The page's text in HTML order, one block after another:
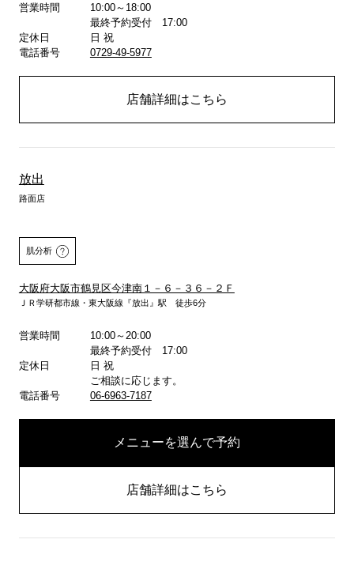
営業時間
10:00～18:00
最終予約受付 17:00
定休日
日 祝
電話番号
0729-49-5977
店舗詳細はこちら
放出
路面店
肌分析
大阪府大阪市鶴見区今津南１－６－３６－２Ｆ
ＪＲ学研都市線・東大阪線『放出』駅 徒歩6分
営業時間
10:00～20:00
最終予約受付 17:00
定休日
日 祝
ご相談に応じます。
電話番号
06-6963-7187
メニューを選んで予約
店舗詳細はこちら